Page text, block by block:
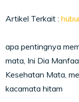
Artikel Terkait :
apa pentingnya
mata, Ini Dia
Kesehatan Mata,
kacamata hitam